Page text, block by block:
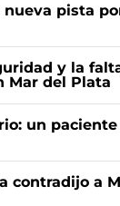
pista
y la
Mar del Plata
un
contradijo a